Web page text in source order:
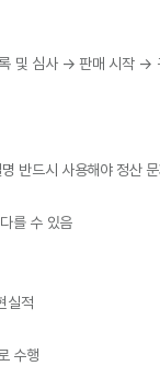
및 심사 → 판매 시작 →
반드시 사용해야 정산
를 수 있음
실적
수행